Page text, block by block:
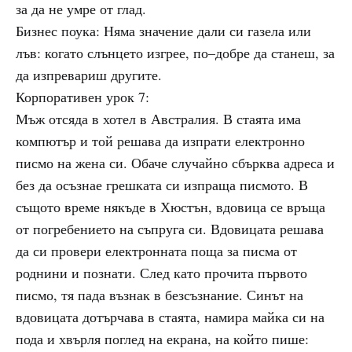
за да не умре от глад.
Бизнес поука: Няма значение дали си газела или
лъв: когато слънцето изгрее, по–добре да станеш, за
да изпревариш другите.
Корпоративен урок 7:
Мъж отсяда в хотел в Австралия. В стаята има
компютър и той решава да изпрати електронно
писмо на жена си. Обаче случайно сбърква адреса и
без да осъзнае грешката си изпраща писмото. В
същото време някъде в Хюстън, вдовица се връща
от погребението на съпруга си. Вдовицата решава
да си провери електронната поща за писма от
роднини и познати. След като прочита първото
писмо, тя пада възнак в безсъзнание. Синът на
вдовицата дотърчава в стаята, намира майка си на
пода и хвърля поглед на екрана, на който пише: